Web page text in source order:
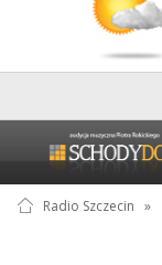
Radio Szczecin »